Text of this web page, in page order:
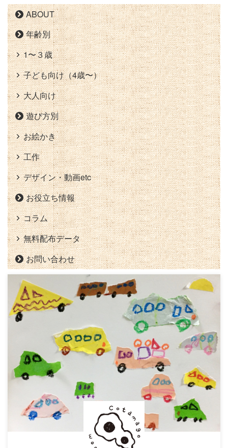
ABOUT
年齢別
1〜３歳
子ども向け（4歳〜）
大人向け
遊び方別
お絵かき
工作
デザイン・動画etc
お役立ち情報
コラム
無料配布データ
お問い合わせ